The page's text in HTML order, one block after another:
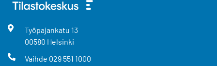
Työpajankatu 13
00580 Helsinki
Vaihde 029 551 1000